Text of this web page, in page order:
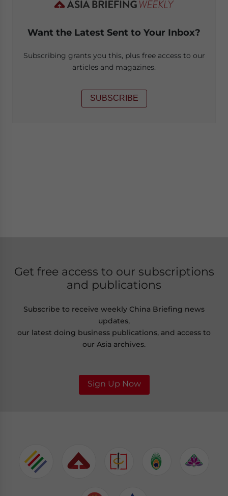
Want the Latest Sent to Your Inbox?
Subscribing grants you this, plus free access to our
articles and magazines.
SUBSCRIBE
Get free access to our subscriptions
and publications
Subscribe to receive weekly China Briefing news
updates,
our latest doing business publications, and access to
our Asia archives.
Sign Up Now